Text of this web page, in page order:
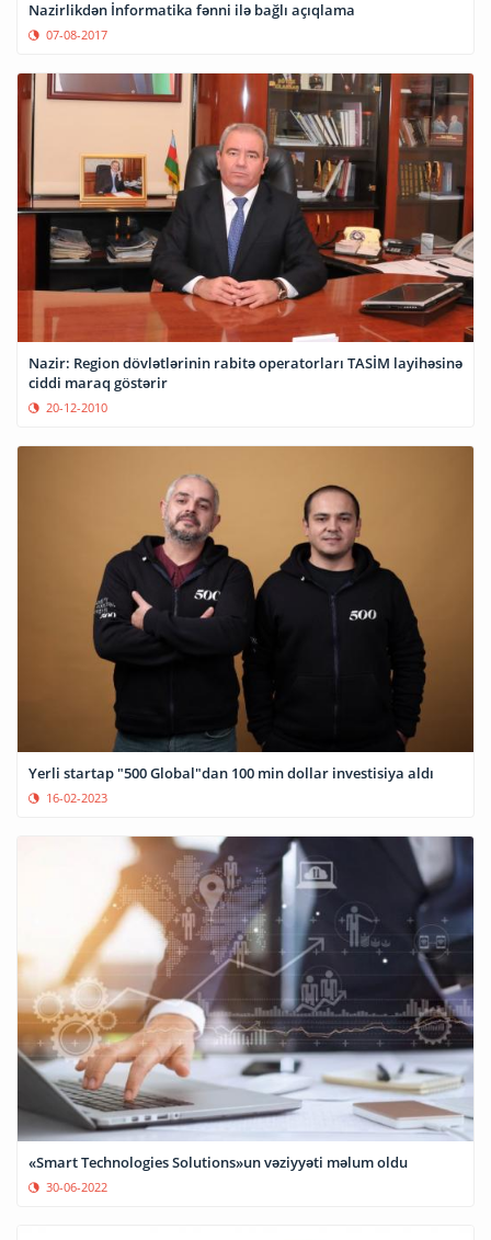
Nazirlikdən İnformatika fənni ilə bağlı açıqlama
07-08-2017
Nazir: Region dövlətlərinin rabitə operatorları TASİM layihəsinə
ciddi maraq göstərir
20-12-2010
Yerli startap "500 Global"dan 100 min dollar investisiya aldı
16-02-2023
«Smart Technologies Solutions»un vəziyyəti məlum oldu
30-06-2022